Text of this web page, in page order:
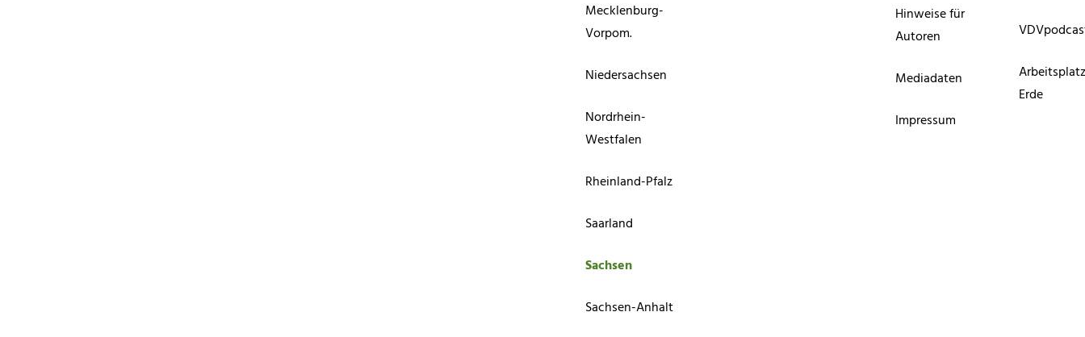
Mecklenburg-
Vorpom.
Niedersachsen
Nordrhein-
Westfalen
Rheinland-Pfalz
Saarland
Sachsen
Sachsen-Anhalt
Hinweise für
Autoren
Mediadaten
Impressum
Erde